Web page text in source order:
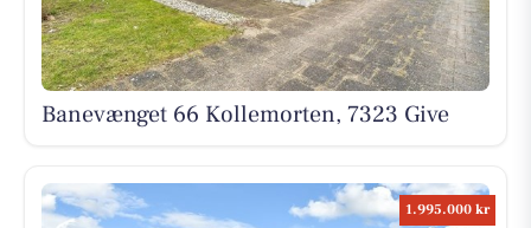
Banevænget 66 Kollemorten, 7323 Give
1.995.000 kr